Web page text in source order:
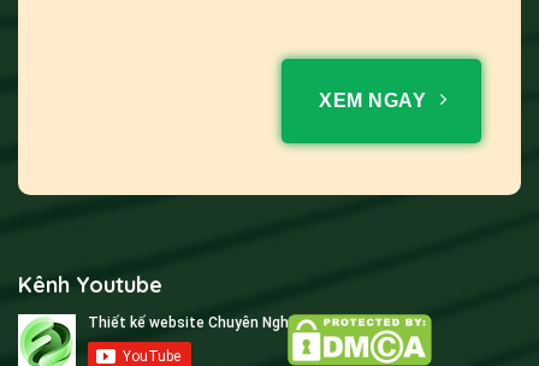
XEM NGAY
Kênh Youtube